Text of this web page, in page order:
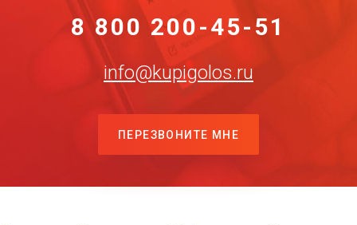
8 800 200-45-51
info@kupigolos.ru
ПЕРЕЗВОНИТЕ МНЕ